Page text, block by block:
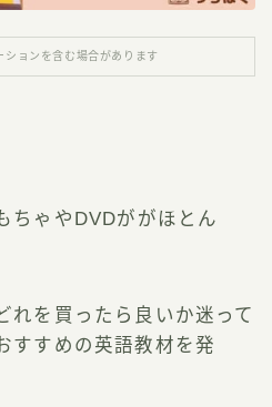
ションを含む場合があります
ちゃやDVDががほとん
れを買ったら良いか迷って
すめの英語教材を発